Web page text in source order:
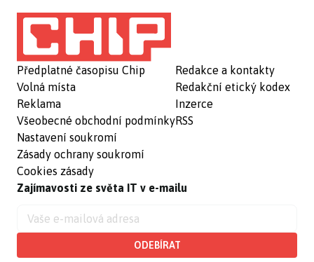
Předplatné časopisu Chip
Volná místa
Reklama
Všeobecné obchodní podmínky
Nastavení soukromí
Zásady ochrany soukromí
Cookies zásady
Redakce a kontakty
Redakční etický kodex
Inzerce
RSS
Zajímavosti ze světa IT v e-mailu
ODEBÍRAT